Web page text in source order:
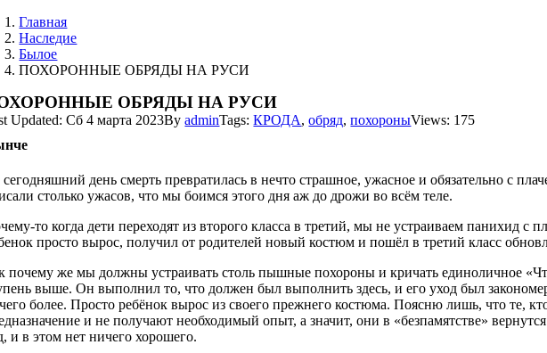
Главная
Наследие
Былое
ПОХОРОННЫЕ ОБРЯДЫ НА РУСИ
ОБРЯДЫ НА РУСИ
Updated: Сб 4 марта 2023ByadminTags:КРОДА,обряд,похороныViews: 175
день смерть превратилась в нечто страшное, ужасное и обязательно с
столько ужасов, что мы боимся этого дня аж до дрожи во всём теле.
то когда дети переходят из второго класса в третий, мы не устраиваем
просто вырос, получил от родителей новый костюм и пошёл в третий класс
почему же мы должны устраивать столь пышные похороны и кричать единоличное
выше. Он выполнил то, что должен был выполнить здесь, и его уход был
более. Просто ребёнок вырос из своего прежнего костюма. Поясню лишь, что те,
и не получают необходимый опыт, а значит, они в «безпамятстве»
и в этом нет ничего хорошего.